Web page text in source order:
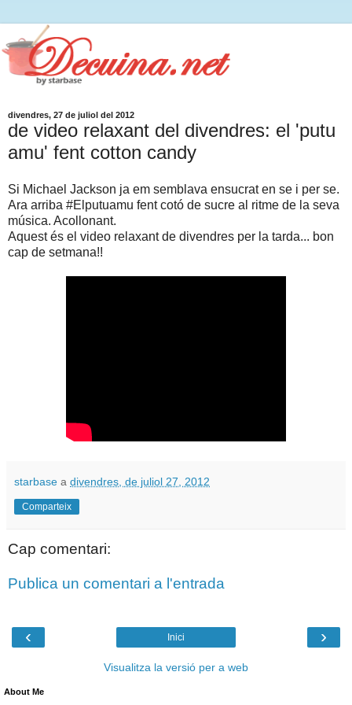
divendres, 27 de juliol del 2012
de video relaxant del divendres: el 'putu
amu' fent cotton candy
Si Michael Jackson ja em semblava ensucrat en se i per se.
Ara arriba #Elputuamu fent cotó de sucre al ritme de la seva
música. Acollonant.
Aquest és el video relaxant de divendres per la tarda... bon
cap de setmana!!
starbase a divendres, de juliol 27, 2012
Comparteix
Cap comentari:
Publica un comentari a l'entrada
‹ ›
Inici
Visualitza la versió per a web
About Me